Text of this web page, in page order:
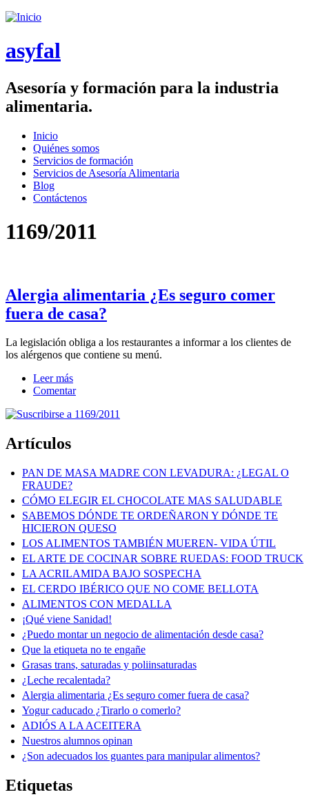
Saltar menu
asyfal
Asesoría y formación para la industria
alimentaria.
Menú principal
Inicio
Quiénes somos
Servicios de formación
Servicios de Asesoría Alimentaria
Blog
Contáctenos
1169/2011
Alergia alimentaria ¿Es seguro comer
fuera de casa?
La legislación obliga a los restaurantes a informar a los clientes de
los alérgenos que contiene su menú.
Leer más
Comentar
Artículos
PAN DE MASA MADRE CON LEVADURA: ¿LEGAL O
FRAUDE?
CÓMO ELEGIR EL CHOCOLATE MAS SALUDABLE
SABEMOS DÓNDE TE ORDEÑARON Y DÓNDE TE
HICIERON QUESO
LOS ALIMENTOS TAMBIÉN MUEREN- VIDA ÚTIL
EL ARTE DE COCINAR SOBRE RUEDAS: FOOD TRUCK
LA ACRILAMIDA BAJO SOSPECHA
EL CERDO IBÉRICO QUE NO COME BELLOTA
ALIMENTOS CON MEDALLA
¡Qué viene Sanidad!
¿Puedo montar un negocio de alimentación desde casa?
Que la etiqueta no te engañe
Grasas trans, saturadas y poliinsaturadas
¿Leche recalentada?
Alergia alimentaria ¿Es seguro comer fuera de casa?
Yogur caducado ¿Tirarlo o comerlo?
ADIÓS A LA ACEITERA
Nuestros alumnos opinan
¿Son adecuados los guantes para manipular alimentos?
Etiquetas